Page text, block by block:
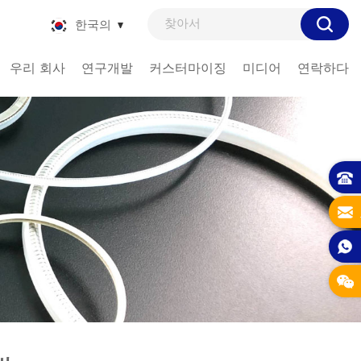
한국의
우리 회사 연구개발 커스터마이징 미디어 연락하다